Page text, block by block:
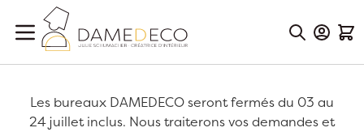
Aller au contenu
Les bureaux DAMEDECO seront fermés du 03 au
24 juillet inclus. Nous traiterons vos demandes et